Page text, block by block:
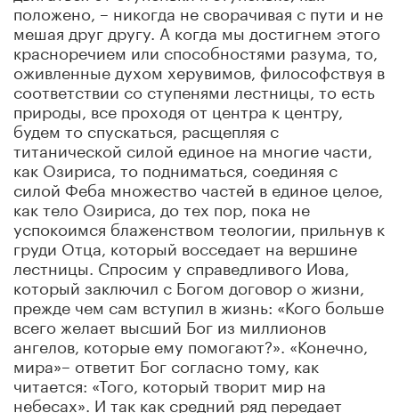
положено, – никогда не сворачивая с пути и не
мешая друг другу. А когда мы достигнем этого
красноречием или способностями разума, то,
оживленные духом херувимов, философствуя в
соответствии со ступенями лестницы, то есть
природы, все проходя от центра к центру,
будем то спускаться, расщепляя с
титанической силой единое на многие части,
как Озириса, то подниматься, соединяя с
силой Феба множество частей в единое целое,
как тело Озириса, до тех пор, пока не
успокоимся блаженством теологии, прильнув к
груди Отца, который восседает на вершине
лестницы. Спросим у справедливого Иова,
который заключил с Богом договор о жизни,
прежде чем сам вступил в жизнь: «Кого больше
всего желает высший Бог из миллионов
ангелов, которые ему помогают?». «Конечно,
мира»– ответит Бог согласно тому, как
читается: «Того, который творит мир на
небесах». И так как средний ряд передает